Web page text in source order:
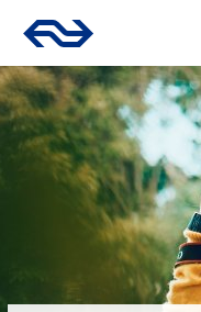
Ga naar de homepage